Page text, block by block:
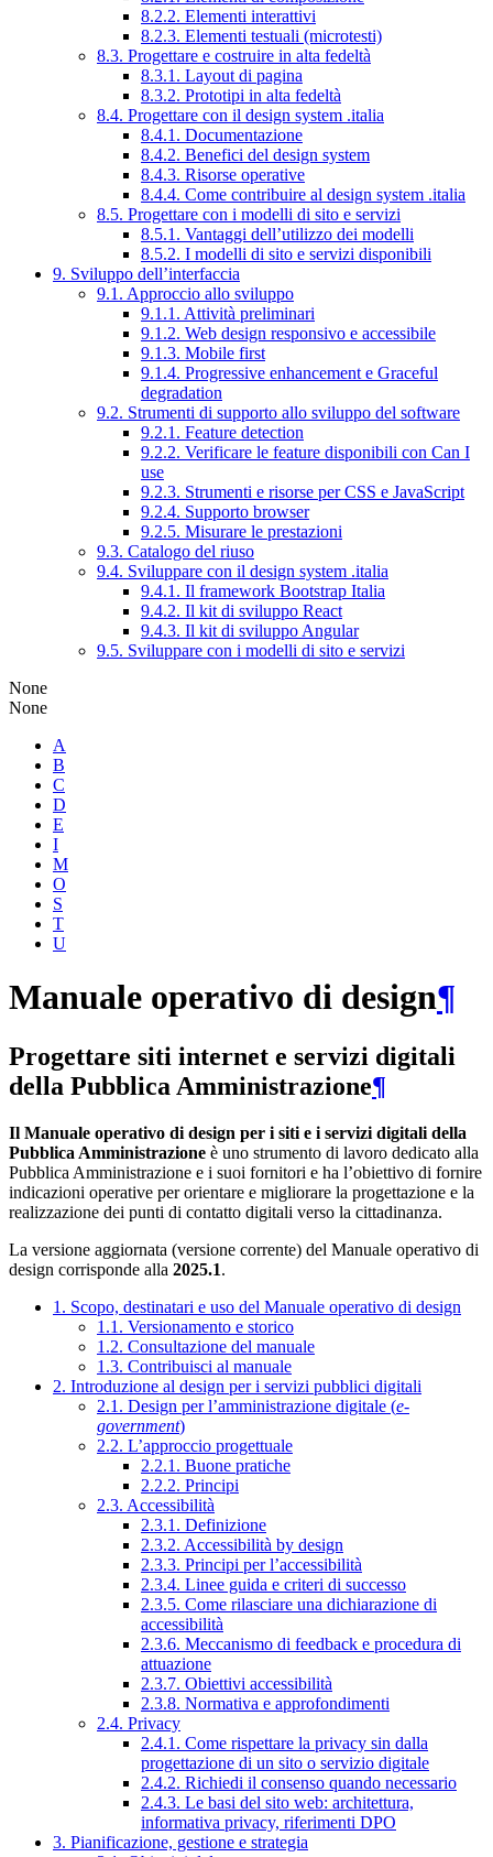
8.2.2. Elementi interattivi
8.2.3. Elementi testuali (microtesti)
8.3. Progettare e costruire in alta fedeltà
8.3.1. Layout di pagina
8.3.2. Prototipi in alta fedeltà
8.4. Progettare con il design system .italia
8.4.1. Documentazione
8.4.2. Benefici del design system
8.4.3. Risorse operative
8.4.4. Come contribuire al design system .italia
8.5. Progettare con i modelli di sito e servizi
8.5.1. Vantaggi dell’utilizzo dei modelli
8.5.2. I modelli di sito e servizi disponibili
9. Sviluppo dell’interfaccia
9.1. Approccio allo sviluppo
9.1.1. Attività preliminari
9.1.2. Web design responsivo e accessibile
9.1.3. Mobile first
9.1.4. Progressive enhancement e Graceful
degradation
9.2. Strumenti di supporto allo sviluppo del software
9.2.1. Feature detection
9.2.2. Verificare le feature disponibili con Can I
use
9.2.3. Strumenti e risorse per CSS e JavaScript
9.2.4. Supporto browser
9.2.5. Misurare le prestazioni
9.3. Catalogo del riuso
9.4. Sviluppare con il design system .italia
9.4.1. Il framework Bootstrap Italia
9.4.2. Il kit di sviluppo React
9.4.3. Il kit di sviluppo Angular
9.5. Sviluppare con i modelli di sito e servizi
None
None
A
B
C
D
E
I
M
O
S
T
U
Manuale operativo di design¶
Progettare siti internet e servizi digitali
della Pubblica Amministrazione¶
Il Manuale operativo di design per i siti e i servizi digitali della
Pubblica Amministrazione è uno strumento di lavoro dedicato alla
Pubblica Amministrazione e i suoi fornitori e ha l’obiettivo di fornire
indicazioni operative per orientare e migliorare la progettazione e la
realizzazione dei punti di contatto digitali verso la cittadinanza.
La versione aggiornata (versione corrente) del Manuale operativo di
design corrisponde alla 2025.1.
1. Scopo, destinatari e uso del Manuale operativo di design
1.1. Versionamento e storico
1.2. Consultazione del manuale
1.3. Contribuisci al manuale
2. Introduzione al design per i servizi pubblici digitali
2.1. Design per l’amministrazione digitale (e-
government)
2.2. L’approccio progettuale
2.2.1. Buone pratiche
2.2.2. Principi
2.3. Accessibilità
2.3.1. Definizione
2.3.2. Accessibilità by design
2.3.3. Principi per l’accessibilità
2.3.4. Linee guida e criteri di successo
2.3.5. Come rilasciare una dichiarazione di
accessibilità
2.3.6. Meccanismo di feedback e procedura di
attuazione
2.3.7. Obiettivi accessibilità
2.3.8. Normativa e approfondimenti
2.4. Privacy
2.4.1. Come rispettare la privacy sin dalla
progettazione di un sito o servizio digitale
2.4.2. Richiedi il consenso quando necessario
2.4.3. Le basi del sito web: architettura,
informativa privacy, riferimenti DPO
3. Pianificazione, gestione e strategia